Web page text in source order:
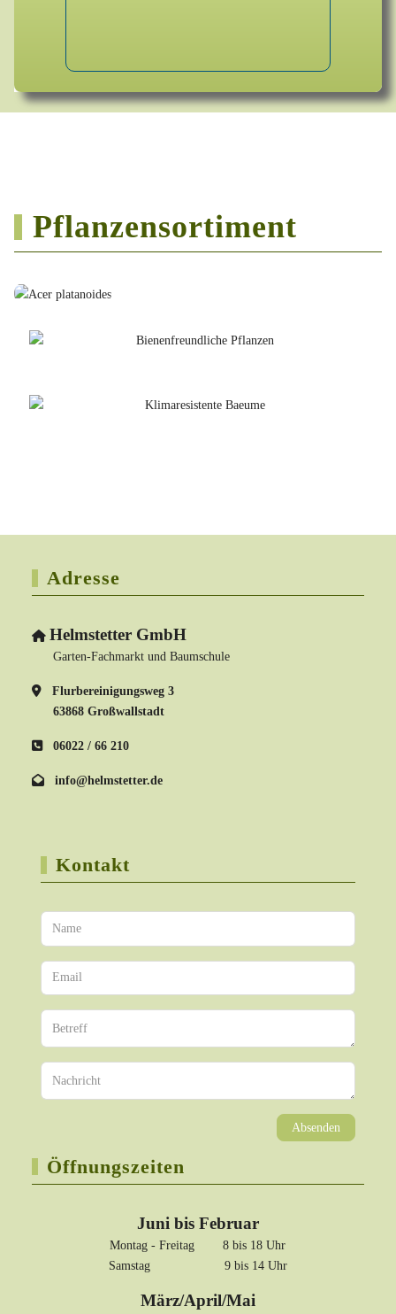
Pflanzensortiment
Adresse
Helmstetter GmbH
Garten-Fachmarkt und Baumschule
Flurbereinigungsweg 3
63868 Großwallstadt
06022 / 66 210
info@helmstetter.de
Kontakt
Absenden
Öffnungszeiten
Juni bis Februar
Montag - Freitag 8 bis 18 Uhr
Samstag 9 bis 14 Uhr
März/April/Mai